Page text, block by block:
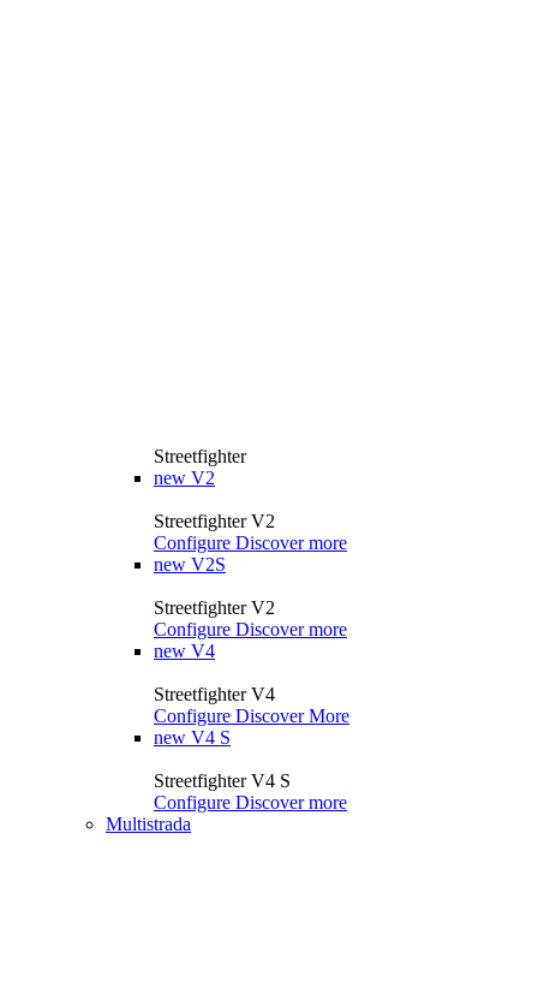
Streetfighter
new V2
Streetfighter V2
Configure Discover more
new V2S
Streetfighter V2
Configure Discover more
new V4
Streetfighter V4
Configure Discover More
new V4 S
Streetfighter V4 S
Configure Discover more
Multistrada